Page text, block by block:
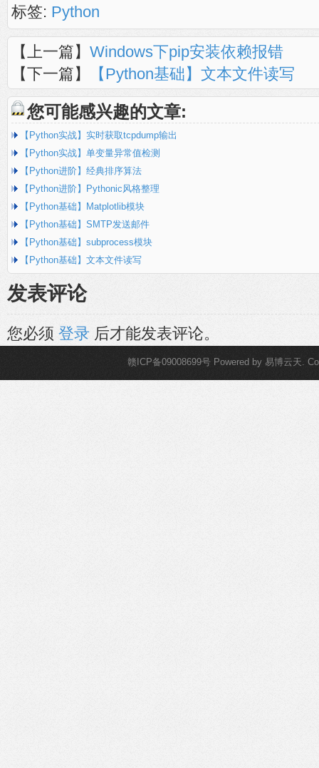
标签: Python
【上一篇】 Windows下pip安装依赖报错
【下一篇】
【Python基础】文本文件读写
您可能感兴趣的文章:
【Python实战】实时获取tcpdump输出
【Python实战】单变量异常值检测
【Python进阶】经典排序算法
【Python进阶】Pythonic风格整理
【Python基础】Matplotlib模块
【Python基础】SMTP发送邮件
【Python基础】subprocess模块
【Python基础】文本文件读写
发表评论
您必须 登录 后才能发表评论。
赣ICP备09008699号 Powered by 易博云天.